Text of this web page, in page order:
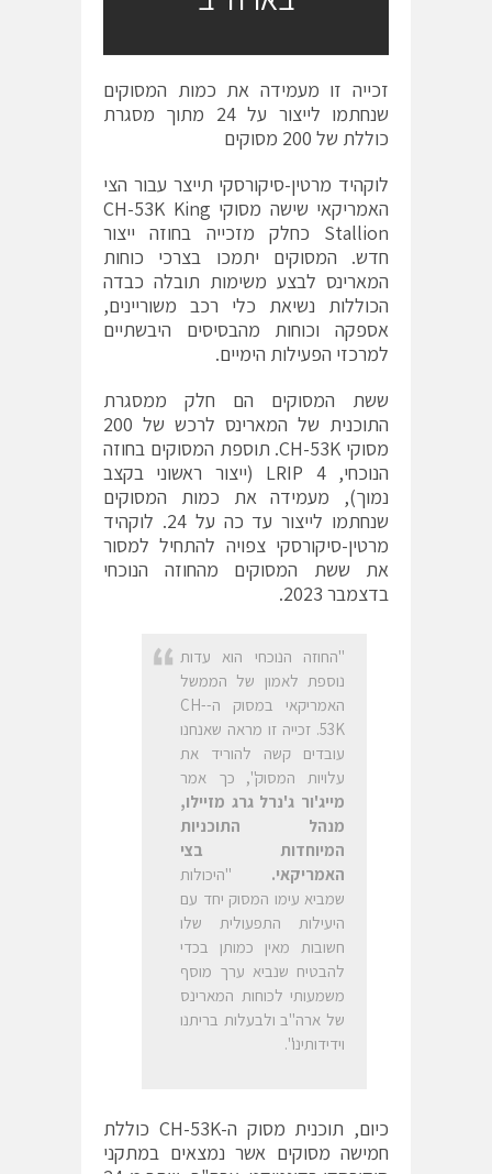
זכייה זו מעמידה את כמות המסוקים
שנחתמו לייצור על 24 מתוך מסגרת
כוללת של 200 מסוקים
לוקהיד מרטין-סיקורסקי תייצר עבור הצי
האמריקאי שישה מסוקי CH-53K King
Stallion כחלק מזכייה בחוזה ייצור
חדש. המסוקים יתמכו בצרכי כוחות
המארינס לבצע משימות תובלה כבדה
הכוללות נשיאת כלי רכב משוריינים,
אספקה וכוחות מהבסיסים היבשתיים
למרכזי הפעילות הימיים.
ששת המסוקים הם חלק ממסגרת
התוכנית של המארינס לרכש של 200
מסוקי CH-53K. תוספת המסוקים בחוזה
הנוכחי, LRIP 4 (ייצור ראשוני בקצב
נמוך), מעמידה את כמות המסוקים
שנחתמו לייצור עד כה על 24. לוקהיד
מרטין-סיקורסקי צפויה להתחיל למסור
את ששת המסוקים מהחוזה הנוכחי
בדצמבר 2023.
"החוזה הנוכחי הוא עדות
נוספת לאמון של הממשל
האמריקאי במסוק ה-CH-
53K. זכייה זו מראה שאנחנו
עובדים קשה להוריד את
עלויות המסוק", כך אמר
מייג'ור ג'נרל גרג מזיילו,
מנהל התוכניות
המיוחדות בצי
האמריקאי. "היכולות
שמביא עימו המסוק יחד עם
היעילות התפעולית שלו
חשובות מאין כמותן בכדי
להבטיח שנביא ערך מוסף
משמעותי לכוחות המארינס
של ארה"ב ולבעלות בריתנו
וידידותינו".
כיום, תוכנית מסוק ה-CH-53K כוללת
חמישה מסוקים אשר נמצאים במתקני